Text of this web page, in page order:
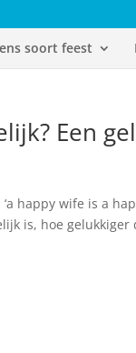
soort feest
Een
happy wife is a
is, hoe